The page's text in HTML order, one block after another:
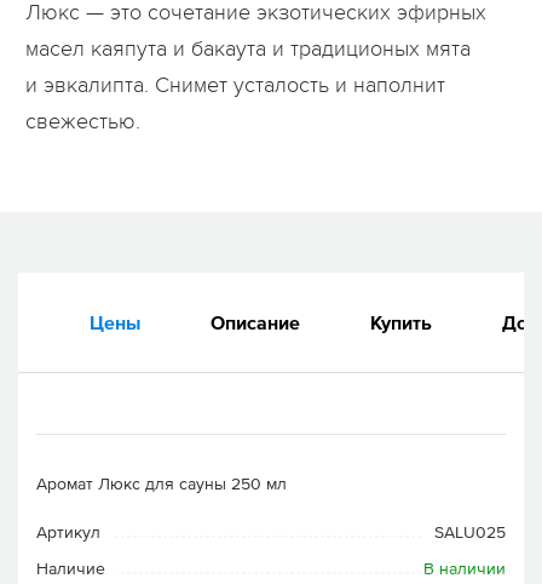
Люкс — это сочетание экзотических эфирных
масел каяпута и бакаута и традиционых мята
и эвкалипта. Снимет усталость и наполнит
свежестью.
Цены Описание Купить
Аромат Люкс для сауны 250 мл
Артикул
SALU025
Наличие
В наличии